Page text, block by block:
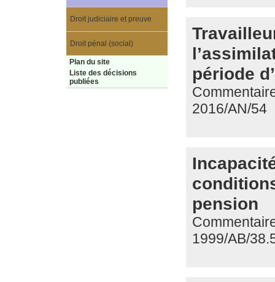
période
2016/AN/54
pension
1999/AB/
Droit judiciaire et preuve
Droit pénal (social)
Plan du site
Liste des décisions
publiées